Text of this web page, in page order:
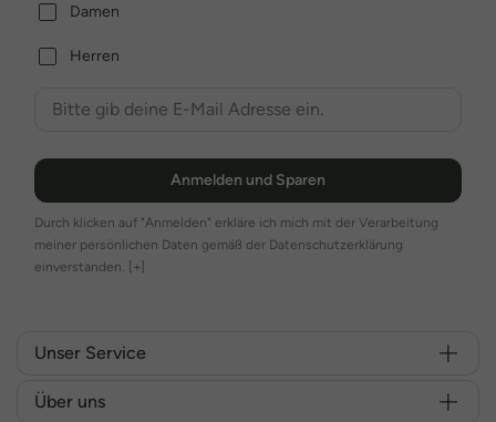
Damen
Herren
Anmelden und Sparen
Durch klicken auf "Anmelden" erkläre ich mich mit der Verarbeitung
meiner persönlichen Daten gemäß der Datenschutzerklärung
einverstanden. [+]
Unser Service
Über uns